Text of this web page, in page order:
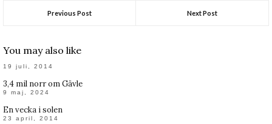
Previous Post Next Post
You may also like
19 juli, 2014
3,4 mil norr om Gävle
9 maj, 2024
En vecka i solen
23 april, 2014